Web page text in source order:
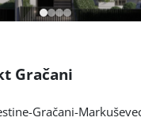
Gračani
Gračani-